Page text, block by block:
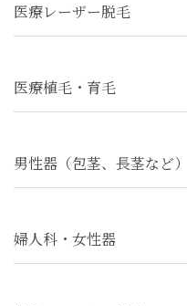
医療レーザー脱毛
医療植毛・育毛
男性器（包茎、長茎など）
婦人科・女性器